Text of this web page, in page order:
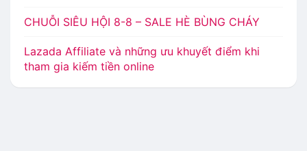
CHUỖI SIÊU HỘI 8-8 – SALE HÈ BÙNG CHÁY
Lazada Affiliate và những ưu khuyết điểm khi
tham gia kiếm tiền online